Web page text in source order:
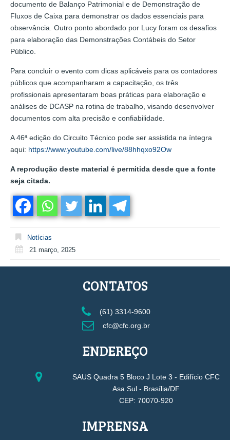
documento de Balanço Patrimonial e de Demonstração de
Fluxos de Caixa para demonstrar os dados essenciais para
observância. Outro ponto abordado por Lucy foram os desafios
para elaboração das Demonstrações Contábeis do Setor
Público.
Para concluir o evento com dicas aplicáveis para os contadores
públicos que acompanharam a capacitação, os três
profissionais apresentaram boas práticas para elaboração e
análises de DCASP na rotina de trabalho, visando desenvolver
documentos com alta precisão e confiabilidade.
A 46ª edição do Circuito Técnico pode ser assistida na íntegra
aqui: https://www.youtube.com/live/88hhqxo92Ow
A reprodução deste material é permitida desde que a fonte
seja citada.
Notícias
21 março, 2025
CONTATOS
(61) 3314-9600
cfc@cfc.org.br
ENDEREÇO
SAUS Quadra 5 Bloco J Lote 3 - Edifício CFC
Asa Sul - Brasília/DF
CEP: 70070-920
IMPRENSA